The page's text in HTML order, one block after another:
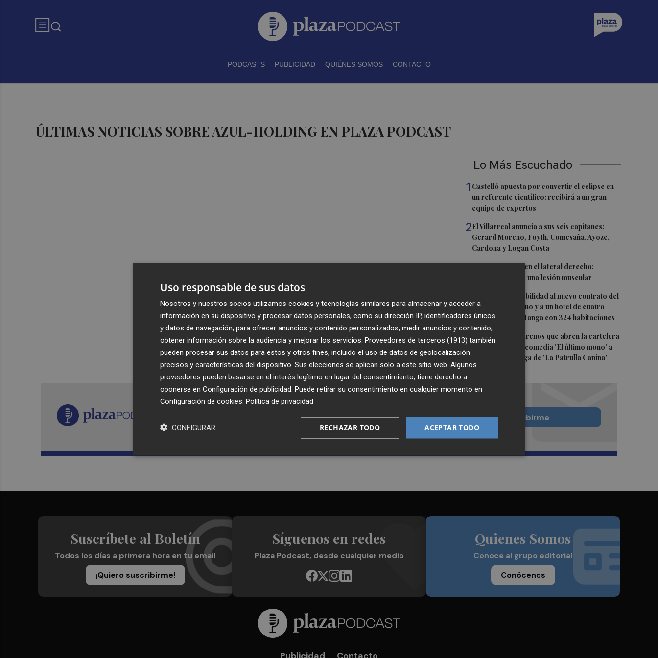
PODCASTS PUBLICIDAD QUIÉNES SOMOS CONTACTO
ÚLTIMAS NOTICIAS SOBRE AZUL-HOLDING EN PLAZA PODCAST
Lo Más Escuchado
1 Castelló apuesta por convertir el eclipse en
un referente científico: recibirá a un gran
equipo de expertos
2El Villarreal anuncia a sus seis capitanes:
Gerard Moreno, Foyth, Comesaña, Ayoze,
Cardona y Logan Costa
3Más problemas en el lateral derecho:
Monferrer sufre una lesión muscular
San Javier da viabilidad al nuevo contrato del
transporte urbano y a un hotel de cuatro
estrellas en La Manga con 324 habitaciones
5 Estos son los estrenos que abren la cartelera
en agosto: de la comedia 'El último mono' a
una nueva entrega de 'La Patrulla Canina'
Recibe toda la actualidad de
Plaza Podcast en tu correo
Quiero suscribirme
Suscríbete al Boletín
Todos los días a primera hora en tu email
¡Quiero suscribirme!
Síguenos en redes
Plaza Podcast, desde cualquier medio
Quienes Somos
Conoce al grupo editorial
Conócenos
Publicidad Contacto
Uso responsable de sus datos
Nosotros y nuestros socios utilizamos cookies y tecnologías similares para almacenar y acceder a
información en su dispositivo y procesar datos personales, como su dirección IP, identificadores únicos
y datos de navegación, para ofrecer anuncios y contenido personalizados, medir anuncios y contenido,
obtener información sobre la audiencia y mejorar los servicios. Proveedores de terceros (1913) también
pueden procesar sus datos para estos y otros fines, incluido el uso de datos de geolocalización
precisos y características del dispositivo. Sus elecciones se aplican solo a este sitio web. Algunos
proveedores pueden basarse en el interés legítimo en lugar del consentimiento; tiene derecho a
oponerse en Configuración de publicidad . Puede retirar su consentimiento en cualquier momento en
Configuración de cookies Política de privacidad
ACEPTAR TODO
RECHAZAR TODO
CONFIGURAR